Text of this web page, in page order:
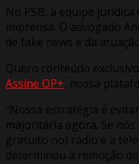
No PSB, a equipe
imprensa. O advogado
de fake news e da
Quero conteúdo
Assine OP+, nossa
“Nossa estratégia é
majoritária agora. Se
gratuito no) rádio e a
determinou a remoção